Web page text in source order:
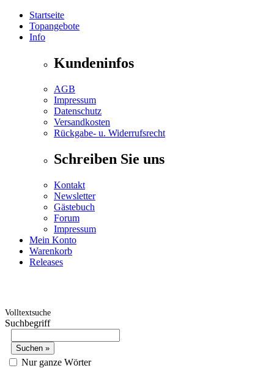
Startseite
Topangebote
Info
Kundeninfos
AGB
Impressum
Datenschutz
Versandkosten
Rückgabe- u. Widerrufsrecht
Schreiben Sie uns
Kontakt
Newsletter
Gästebuch
Forum
Impressum
Mein Konto
Warenkorb
Releases
Volltextsuche
Suchbegriff
Nur ganze Wörter